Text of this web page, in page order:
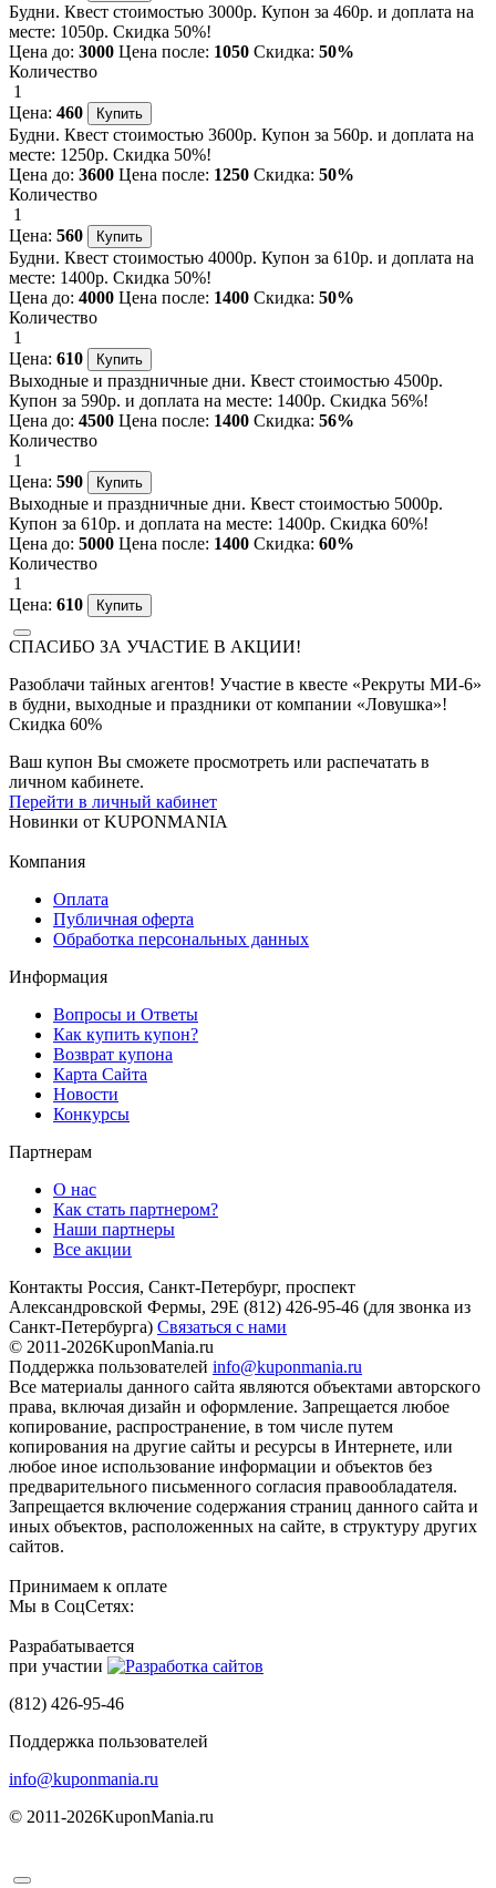
Будни. Квест стоимостью 3000р. Купон за 460р. и доплата на
месте: 1050р. Скидка 50%!
Цена до: 3000 Цена после: 1050 Скидка: 50%
Количество
1
Цена: 460
Будни. Квест стоимостью 3600р. Купон за 560р. и доплата на
месте: 1250р. Скидка 50%!
Цена до: 3600 Цена после: 1250 Скидка: 50%
Количество
1
Цена: 560
Будни. Квест стоимостью 4000р. Купон за 610р. и доплата на
месте: 1400р. Скидка 50%!
Цена до: 4000 Цена после: 1400 Скидка: 50%
Количество
1
Цена: 610
Выходные и праздничные дни. Квест стоимостью 4500р.
Купон за 590р. и доплата на месте: 1400р. Скидка 56%!
Цена до: 4500 Цена после: 1400 Скидка: 56%
Количество
1
Цена: 590
Выходные и праздничные дни. Квест стоимостью 5000р.
Купон за 610р. и доплата на месте: 1400р. Скидка 60%!
Цена до: 5000 Цена после: 1400 Скидка: 60%
Количество
1
Цена: 610
СПАСИБО ЗА УЧАСТИЕ В АКЦИИ!
Разоблачи тайных агентов! Участие в квесте «Рекруты МИ-6»
в будни, выходные и праздники от компании «Ловушка»!
Скидка 60%
Ваш купон Вы сможете просмотреть или распечатать в
личном кабинете.
Перейти в личный кабинет
Новинки от KUPONMANIA
Компания
Оплата
Публичная оферта
Обработка персональных данных
Информация
Вопросы и Ответы
Как купить купон?
Возврат купона
Карта Сайта
Новости
Конкурсы
Партнерам
О нас
Как стать партнером?
Наши партнеры
Все акции
Контакты Россия, Санкт-Петербург, проспект
Александровской Фермы, 29Е (812) 426-95-46 (для звонка из
Санкт-Петербурга) Связаться с нами
© 2011-2026KuponMania.ru
Поддержка пользователей info@kuponmania.ru
Все материалы данного сайта являются объектами авторского
права, включая дизайн и оформление. Запрещается любое
копирование, распространение, в том числе путем
копирования на другие сайты и ресурсы в Интернете, или
любое иное использование информации и объектов без
предварительного письменного согласия правообладателя.
Запрещается включение содержания страниц данного сайта и
иных объектов, расположенных на сайте, в структуру других
сайтов.
Принимаем к оплате
Мы в СоцСетях:
Разрабатывается
при участии
(812) 426-95-46
Поддержка пользователей
info@kuponmania.ru
© 2011-2026KuponMania.ru